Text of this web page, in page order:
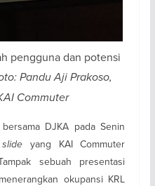
pengguna dan potensi
Pandu Aji Prakoso,
Commuter
DJKA pada Senin
slide yang KAI Commuter
sebuah presentasi
okupansi KRL